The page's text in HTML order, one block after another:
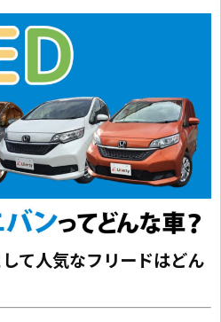
て人気なフリードはどん